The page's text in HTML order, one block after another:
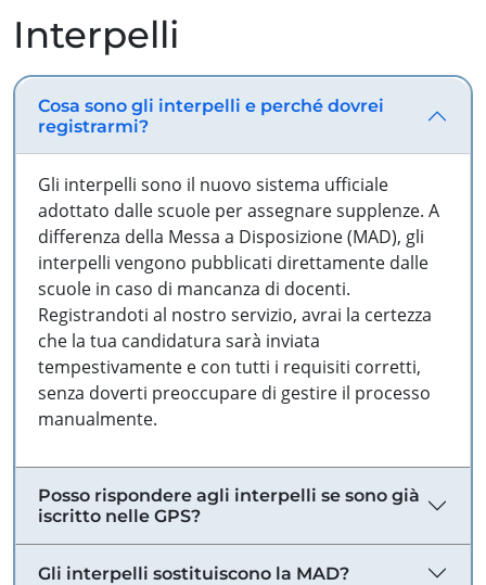
Interpelli
Cosa sono gli interpelli e perché dovrei
registrarmi?
Gli interpelli sono il nuovo sistema ufficiale
adottato dalle scuole per assegnare supplenze. A
differenza della Messa a Disposizione (MAD), gli
interpelli vengono pubblicati direttamente dalle
scuole in caso di mancanza di docenti.
Registrandoti al nostro servizio, avrai la certezza
che la tua candidatura sarà inviata
tempestivamente e con tutti i requisiti corretti,
senza doverti preoccupare di gestire il processo
manualmente.
Posso rispondere agli interpelli se sono già
iscritto nelle GPS?
Gli interpelli sostituiscono la MAD?